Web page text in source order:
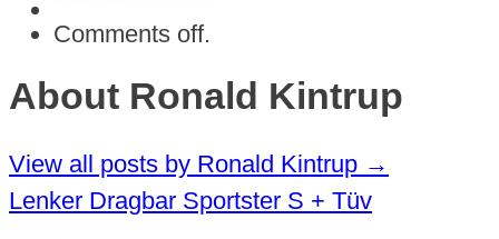
Comments off.
About Ronald Kintrup
View all posts by Ronald Kintrup →
Lenker Dragbar Sportster S + Tüv